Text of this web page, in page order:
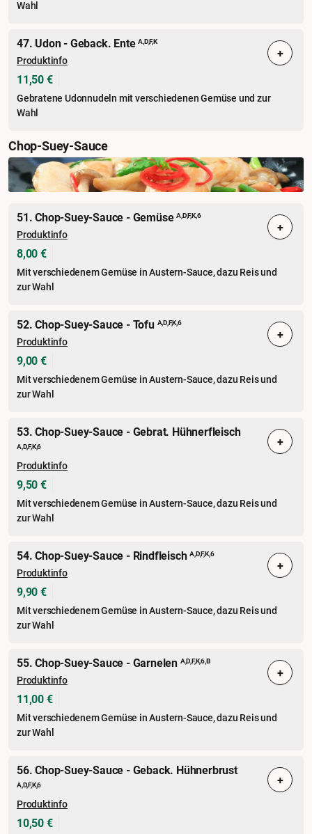
Wahl
47. Udon - Geback. EnteA,D,F,K
Produktinfo
11,50 €
Gebratene Udonnudeln mit verschiedenen Gemüse und zur
Wahl
+
Chop-Suey-Sauce
51. Chop-Suey-Sauce - GemüseA,D,F,K,6
Produktinfo
8,00 €
Mit verschiedenem Gemüse in Austern-Sauce, dazu Reis und
zur Wahl
+
52. Chop-Suey-Sauce - Tofu A,D,F,K,6
Produktinfo
9,00 €
Mit verschiedenem Gemüse in Austern-Sauce, dazu Reis und
zur Wahl
+
53. Chop-Suey-Sauce - Gebrat. Hühnerfleisch
A,D,F,K,6
Produktinfo
9,50 €
Mit verschiedenem Gemüse in Austern-Sauce, dazu Reis und
zur Wahl
+
54. Chop-Suey-Sauce - RindfleischA,D,F,K,6
Produktinfo
9,90 €
Mit verschiedenem Gemüse in Austern-Sauce, dazu Reis und
zur Wahl
+
55. Chop-Suey-Sauce - Garnelen A,D,F,K,6,B
Produktinfo
11,00 €
Mit verschiedenem Gemüse in Austern-Sauce, dazu Reis und
zur Wahl
+
56. Chop-Suey-Sauce - Geback. Hühnerbrust
A,D,F,K,6
Produktinfo
10,50 €
+